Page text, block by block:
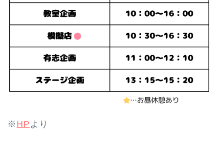
※ HP より